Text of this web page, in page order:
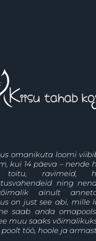
omanikuta loomi
kui 14 päeva – nende
toitu, ravimeid,
ning
ainult
on just see abi, mille
saab anda
muu saaks
töö, hoole ja